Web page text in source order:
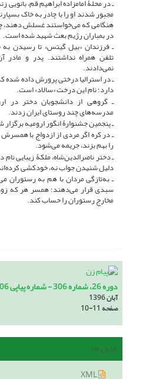
ـ در محلۀ امامزاده ابراهیم قم،
مجبور شدند او را با چادر به خاک
هنگامی که می‌خواستند غسلش دهند،
در بمباران رژیم بعث شهید شده است.
ـ فرزندان «بیل گیتس» تا رسیدن به
تلفن همراه نداشتند. پدر و مادر
نمی‌دادند.
ـ در استرالیا درختی پرورش داده
دارد؛ نام این درخت «سالاد» است.
ـ گروهی از دانشجویان دختر در
مدرسه‌های چند روستای ایران زدند.
ـ پنجمین جشنوارۀ انگور ارومیه
ـ در کره اگر مردی از ازدواج با
را بهم بزند، جریمه می‌شود.
ـ دختر ناصرالدین‌شاه، ملکۀ زیبایی
دلیل شنیدن جواب نه، خودکشی
ـ به‌تازگی مردان با هم به رستوران
سبدی قرار می‌دهند؛ همسر هر که
مخارج رستوران را حساب کند.
دوره 26، شماره 306 - شماره پیاپی 306
آبان 1396
صفحه10-11
فایل ها